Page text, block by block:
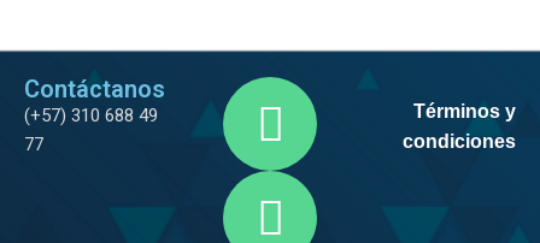
Contáctanos
(+57) 310 688 49
77
Términos y
condiciones